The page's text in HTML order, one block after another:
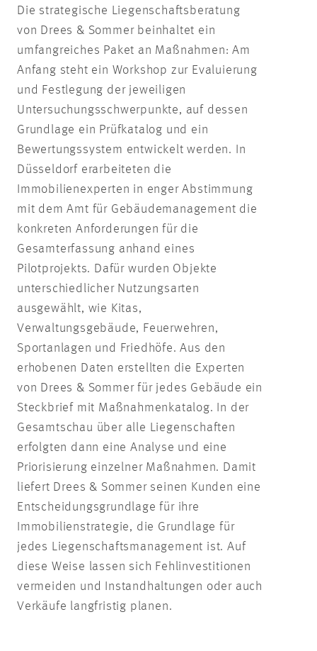
Die strategische Liegenschaftsberatung
von Drees & Sommer beinhaltet ein
umfangreiches Paket an Maßnahmen: Am
Anfang steht ein Workshop zur Evaluierung
und Festlegung der jeweiligen
Untersuchungsschwerpunkte, auf dessen
Grundlage ein Prüfkatalog und ein
Bewertungssystem entwickelt werden. In
Düsseldorf erarbeiteten die
Immobilienexperten in enger Abstimmung
mit dem Amt für Gebäudemanagement die
konkreten Anforderungen für die
Gesamterfassung anhand eines
Pilotprojekts. Dafür wurden Objekte
unterschiedlicher Nutzungsarten
ausgewählt, wie Kitas,
Verwaltungsgebäude, Feuerwehren,
Sportanlagen und Friedhöfe. Aus den
erhobenen Daten erstellten die Experten
von Drees & Sommer für jedes Gebäude ein
Steckbrief mit Maßnahmenkatalog. In der
Gesamtschau über alle Liegenschaften
erfolgten dann eine Analyse und eine
Priorisierung einzelner Maßnahmen. Damit
liefert Drees & Sommer seinen Kunden eine
Entscheidungsgrundlage für ihre
Immobilienstrategie, die Grundlage für
jedes Liegenschaftsmanagement ist. Auf
diese Weise lassen sich Fehlinvestitionen
vermeiden und Instandhaltungen oder auch
Verkäufe langfristig planen.